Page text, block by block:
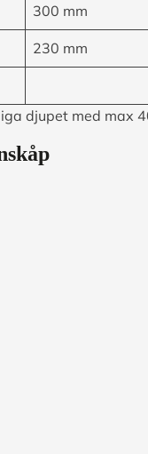
300 mm
230 mm
djupet med max